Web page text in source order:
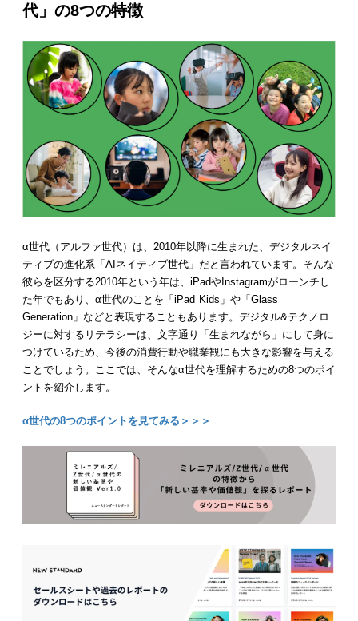
代」の8つの特徴
α世代（アルファ世代）は、2010年以降に生まれた、デジタルネイ
ティブの進化系「AIネイティブ世代」だと言われています。そんな
彼らを区分する2010年という年は、iPadやInstagramがローンチし
た年でもあり、α世代のことを「iPad Kids」や「Glass
Generation」などと表現することもあります。デジタル&テクノロ
ジーに対するリテラシーは、文字通り「生まれながら」にして身に
つけているため、今後の消費行動や職業観にも大きな影響を与える
ことでしょう。ここでは、そんなα世代を理解するための8つのポイ
ントを紹介します。
α世代の8つのポイントを見てみる＞＞＞